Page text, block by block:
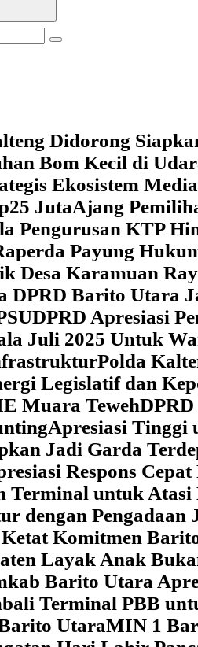
Didorong
Bom Kecil di
Ekosistem Media
JutaAjang
Pengurusan KTP
Payung
Desa Karamuan
DPRD Barito Utara
DPRD Apresiasi
Juli 2025 Untuk
Polda
Legislatif dan
Muara Teweh
Apresiasi Tinggi
Jadi Garda
Respons
Terminal untuk
dengan Pengadaan
Komitmen
Layak Anak
Barito Utara
Terminal PBB
UtaraMIN 1